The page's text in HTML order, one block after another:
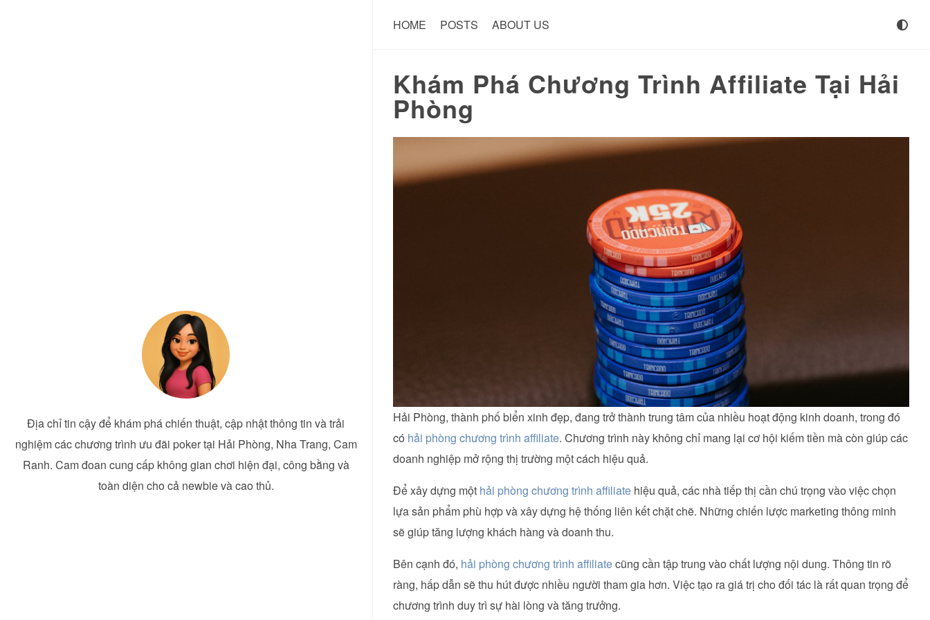
Địa chỉ tin cậy để khám phá chiến thuật, cập nhật thông tin và trải
nghiệm các chương trình ưu đãi poker tại Hải Phòng, Nha Trang, Cam
Ranh. Cam đoan cung cấp không gian chơi hiện đại, công bằng và
toàn diện cho cả newbie và cao thủ.
HOME POSTS ABOUT US
Khám Phá Chương Trình Affiliate Tại Hải
Phòng
Hải Phòng, thành phố biển xinh đẹp, đang trở thành trung tâm của nhiều hoạt động kinh doanh, trong đó
có hải phòng chương trình affiliate. Chương trình này không chỉ mang lại cơ hội kiếm tiền mà còn giúp các
doanh nghiệp mở rộng thị trường một cách hiệu quả.
Để xây dựng một hải phòng chương trình affiliatehiệu quả, các nhà tiếp thị cần chú trọng vào việc chọn
lựa sản phẩm phù hợp và xây dựng hệ thống liên kết chặt chẽ. Những chiến lược marketing thông minh
sẽ giúp tăng lượng khách hàng và doanh thu.
Bên cạnh đó, hải phòng chương trình affiliatecũng cần tập trung vào chất lượng nội dung. Thông tin rõ
ràng, hấp dẫn sẽ thu hút được nhiều người tham gia hơn. Việc tạo ra giá trị cho đối tác là rất quan trọng để
chương trình duy trì sự hài lòng và tăng trưởng.